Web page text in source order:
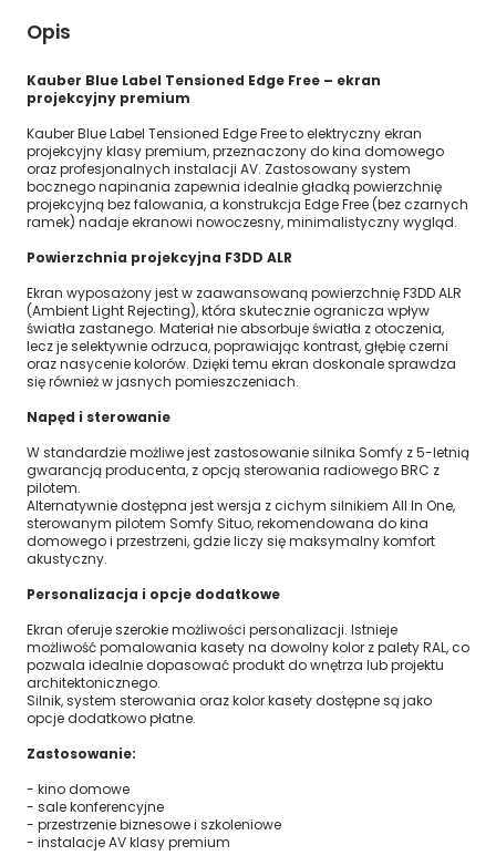
Opis
Kauber Blue Label Tensioned Edge Free – ekran
projekcyjny premium
Kauber Blue Label Tensioned Edge Free to elektryczny ekran
projekcyjny klasy premium, przeznaczony do kina domowego
oraz profesjonalnych instalacji AV. Zastosowany system
bocznego napinania zapewnia idealnie gładką powierzchnię
projekcyjną bez falowania, a konstrukcja Edge Free (bez czarnych
ramek) nadaje ekranowi nowoczesny, minimalistyczny wygląd.
Powierzchnia projekcyjna F3DD ALR
Ekran wyposażony jest w zaawansowaną powierzchnię F3DD ALR
(Ambient Light Rejecting), która skutecznie ogranicza wpływ
światła zastanego. Materiał nie absorbuje światła z otoczenia,
lecz je selektywnie odrzuca, poprawiając kontrast, głębię czerni
oraz nasycenie kolorów. Dzięki temu ekran doskonale sprawdza
się również w jasnych pomieszczeniach.
Napęd i sterowanie
W standardzie możliwe jest zastosowanie silnika Somfy z 5-letnią
gwarancją producenta, z opcją sterowania radiowego BRC z
pilotem.
Alternatywnie dostępna jest wersja z cichym silnikiem All In One,
sterowanym pilotem Somfy Situo, rekomendowana do kina
domowego i przestrzeni, gdzie liczy się maksymalny komfort
akustyczny.
Personalizacja i opcje dodatkowe
Ekran oferuje szerokie możliwości personalizacji. Istnieje
możliwość pomalowania kasety na dowolny kolor z palety RAL, co
pozwala idealnie dopasować produkt do wnętrza lub projektu
architektonicznego.
Silnik, system sterowania oraz kolor kasety dostępne są jako
opcje dodatkowo płatne.
Zastosowanie:
- kino domowe
- sale konferencyjne
- przestrzenie biznesowe i szkoleniowe
- instalacje AV klasy premium